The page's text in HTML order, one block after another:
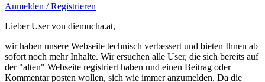
Anmelden / Registrieren
Lieber User von diemucha.at,
wir haben unsere Webseite technisch verbessert und bieten Ihnen ab
sofort noch mehr Inhalte. Wir ersuchen alle User, die sich bereits auf
der "alten" Webseite registriert haben und einen Beitrag oder
Kommentar posten wollen, sich wie immer anzumelden. Da die